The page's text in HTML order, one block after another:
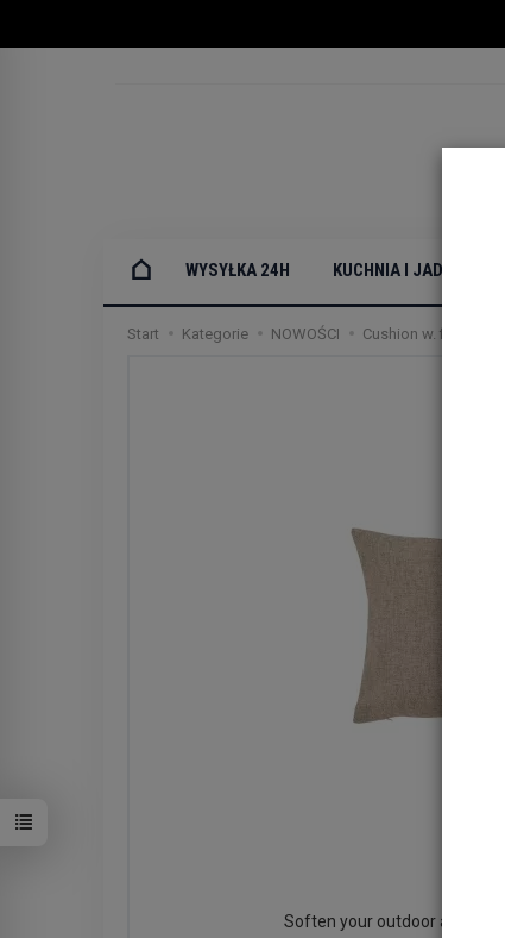
WYSYŁKA 24H KUCHNIA I JADALNIA
Start Kategorie NOWOŚCI Cushion w. filling,
Soften your outdoor and